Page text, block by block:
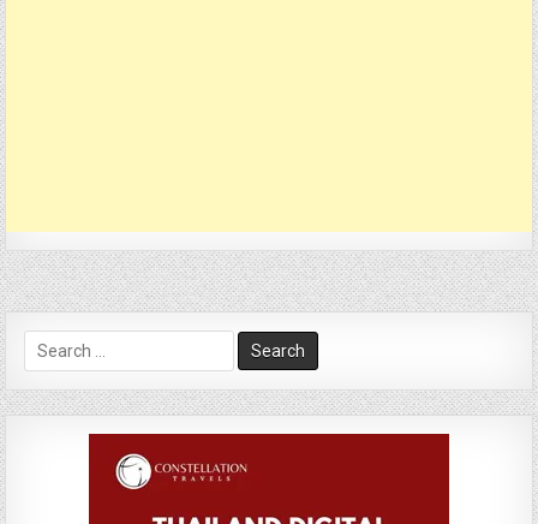
Search
for: